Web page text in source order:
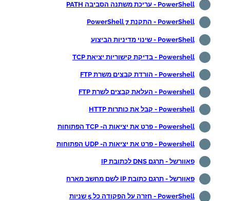
PowerShell - עריכת משתנה הסביבה PATH
PowerShell - התקנת PowerShell 7
PowerShell - שינוי מדיניות הביצוע
Powershell - בדיקת קישוריות יציאת TCP
Powershell - הורדת קבצים משרת FTP
Powershell - העלאת קבצים לשרת FTP
Powershell - קבל את כותרות HTTP
Powershell - פרט את יציאות ה- TCP הפתוחות
Powershell - פרט את יציאות ה- UDP הפתוחות
פאוורשל - תרגם DNS לכתובת IP
פאוורשל - תרגם כתובת IP לשם מחשב מארח
PowerShell - חזרה על הפקודה כל 5 שניות